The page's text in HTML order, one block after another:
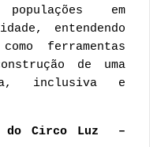
em
entendendo
ferramentas
de uma
inclusiva e
do Circo Luz  –